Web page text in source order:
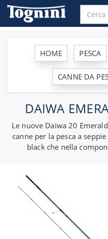
HOME PESCA
CANNE DA
DAIWA
Le nuove Daiwa 20
canne per la pesca a
black che nella